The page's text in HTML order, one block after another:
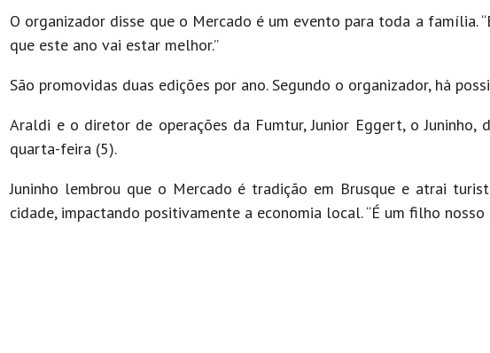
O organizador disse que o Mercado é um evento para toda a família.
que este ano vai estar melhor.”
São promovidas duas edições por ano. Segundo o organizador, há
Araldi e o diretor de operações da Fumtur, Junior Eggert, o
quarta-feira (5).
Juninho lembrou que o Mercado é tradição em Brusque e atrai
cidade, impactando positivamente a economia local. “É um filho